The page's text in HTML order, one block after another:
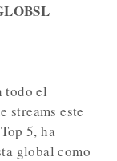
todo el
streams este
5, ha
global como